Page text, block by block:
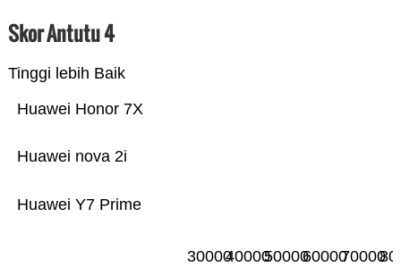
Skor Antutu 4
Tinggi lebih Baik
Huawei Y7 Prime
Huawei nova 2i
Huawei Honor 7X
3000040000500006000070000